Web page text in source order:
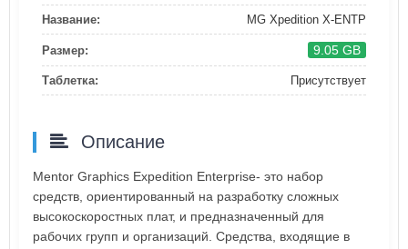
Название: MG Xpedition X-ENTP
Размер: 9.05 GB
Таблетка: Присутствует
Описание
Mentor Graphics Expedition Enterprise- это набор
средств, ориентированный на разработку сложных
высокоскоростных плат, и предназначенный для
рабочих групп и организаций. Средства, входящие в